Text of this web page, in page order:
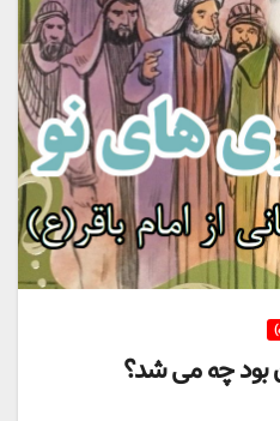
بود چه می شد؟